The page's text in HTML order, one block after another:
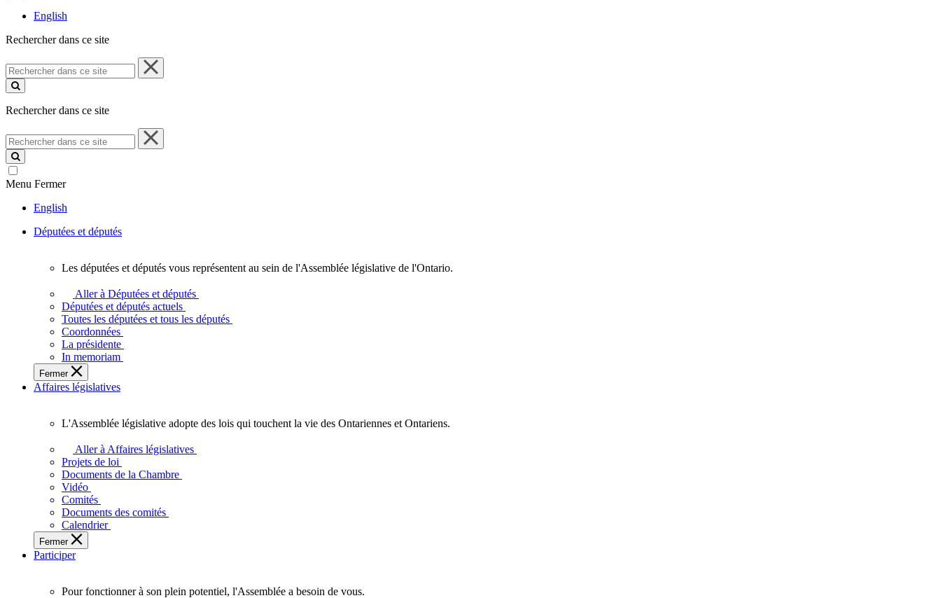
English
Rechercher dans ce site
Rechercher
dans
ce
Rechercher dans ce site
Rechercher
dans
ce
site
Menu Fermer
English
Députées et députés
députées
députés
vous
représentent
sein
de
l'Assemblée
l'Ontario.
Les députées et députés vous représentent au sein de l'Assemblée législative de l'Ontario.
Aller à Députées et députés
Députées et députés actuels
Toutes les députées et tous les députés
Coordonnées
La présidente
In memoriam
Fermer
Affaires législatives
législative
adopte
touchent
vie
des
Ontariennes
Ontariens.
L'Assemblée législative adopte des lois qui touchent la vie des Ontariennes et Ontariens.
Aller à Affaires législatives
Projets de loi
Documents de la Chambre
Vidéo
Comités
Documents des comités
Calendrier
Fermer
Participer
Pour fonctionner à son plein potentiel, l'Assemblée a besoin de vous.